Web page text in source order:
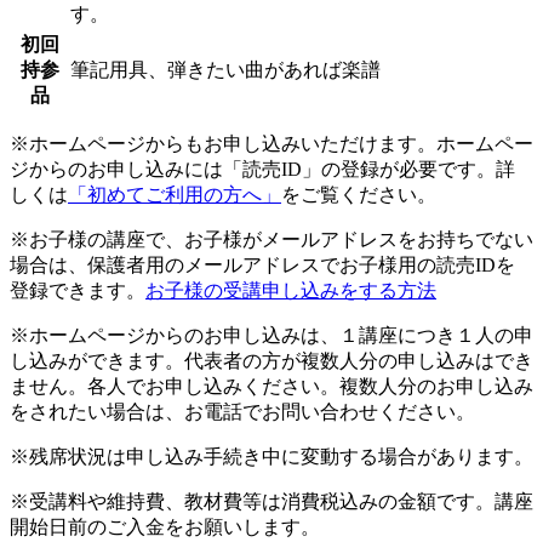
す。
初回
持参
品
筆記用具、弾きたい曲があれば楽譜
※ホームページからもお申し込みいただけます。ホームペー
ジからのお申し込みには「読売ID」の登録が必要です。詳
しくは 「初めてご利用の方へ」 をご覧ください。
※お子様の講座で、お子様がメールアドレスをお持ちでない
場合は、保護者用のメールアドレスでお子様用の読売IDを
登録できます。 お子様の受講申し込みをする方法
※ホームページからのお申し込みは、１講座につき１人の申
し込みができます。代表者の方が複数人分の申し込みはでき
ません。各人でお申し込みください。複数人分のお申し込み
をされたい場合は、お電話でお問い合わせください。
※残席状況は申し込み手続き中に変動する場合があります。
※受講料や維持費、教材費等は消費税込みの金額です。講座
開始日前のご入金をお願いします。